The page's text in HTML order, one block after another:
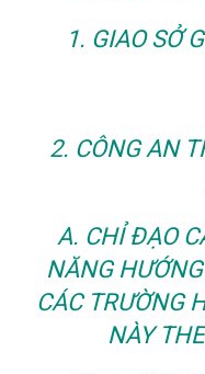
1. GIAO SỞ
2. CÔNG AN
A. CHỈ ĐẠO
NĂNG
CÁC TRƯỜNG
NÀY